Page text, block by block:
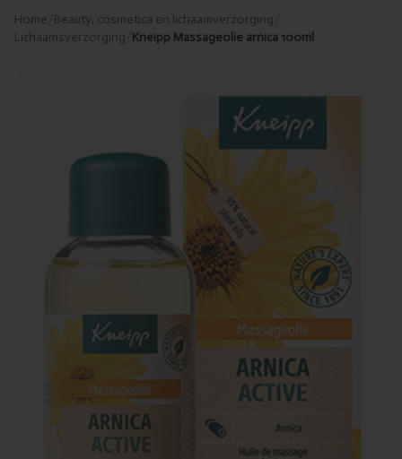
Home Beauty, cosmetica en lichaamverzorging
Lichaamsverzorging Kneipp Massageolie arnica 100ml